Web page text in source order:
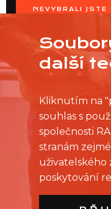
NEVYBRALI
OSLOVTE
další
Kliknutím na
souhlas s
společnosti
stranám
uživatelského
poskytování